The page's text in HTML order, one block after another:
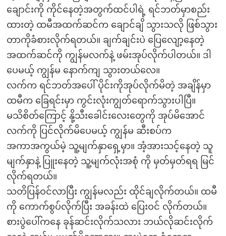
ချောင်းကို ကိုင်နေတဲ့အတွက်ထင်ပါရဲ့ ရင်ဘတ်မှာစည်း
ထားတဲ့ ထမီအထက်ဆင်က ချောင်ချိ သွားသလို ဖြစ်သွား
တာကိုခံစားလိုက်ရတယ်။ ချက်ချင်းပဲ ပြေလျော့နေတဲ့
အထက်ဆင်ကို ကျွန်မလက်နဲ့ ဖမ်းအုပ်လိုက်ပါတယ်။ ဒါ
ပေမယ့် ကျွန်မ နောက်ကျ သွားတယ်လေ။
လက်က ရင်ဘတ်အပေါ် ပိုင်းကိုအုပ်လိုက်မိတဲ့ အချိန်မှာ
ထမီက ခြေရင်းမှာ ကွင်းလုံးကျွတ်ရောက်သွားပါပြီ။
မသိစိတ်ကြောင့် နို့သီးခေါင်းလေးတွေကို အုပ်မိအောင်
လက်ကို ပြင်လိုက်မိပေမယ့် ကျွန်မ ဆီးစပ်က
အကာအကွယ်မဲ့ သူ့မျက်နှာရှေ့မှာ။ အံ့အားသင့်နေတဲ့ သူ
မျက်နှာနဲ့ ပြူးနေတဲ့ သူ့မျက်လုံးအစုံ ကို မှတ်မှတ်ရရ မြင်
လိုက်ရတယ်။
သတိပြန်ဝင်လာပြီး ကျွန်မလည်း ထိုင်ချလိုက်တယ်။ ထမီ
ကို ကောက်စွပ်လိုက်ပြီး အခန်းထဲ ပြေးဝင် လိုက်တယ်။
စားပွဲပေါ်ကနေ ခုန်ဆင်းလိုက်သလား ဘယ်လိုဆင်းလိုက်